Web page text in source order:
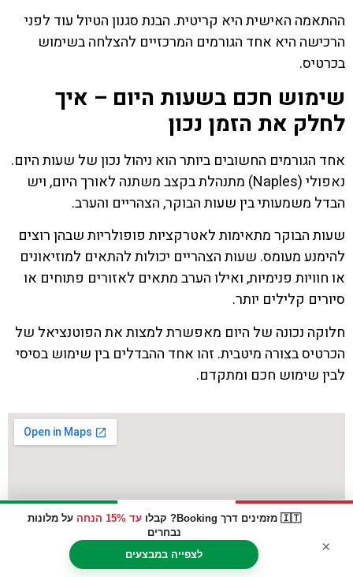
🇮🇹 מזמינים דרך Booking? קבלו עד 15% הנחה
על מלונות
נבחרים
לצפייה במבצעים
×
ההתאמה האישית היא קריטית. הבנת סגנון הטיול עוד לפני
הרכישה היא אחד הגורמים המרכזיים להצלחה בשימוש
בכרטיס.
שימוש חכם בשעות היום – איך
לחלק את הזמן נכון
אחד הגורמים החשובים ביותר הוא ניהול נכון של שעות היום.
נאפולי (Naples) מתנהלת בקצב משתנה לאורך היום, ויש
הבדל משמעותי בין שעות הבוקר, הצהריים והערב.
שעות הבוקר מתאימות לאטרקציות פופולריות שבהן רוצים
להימנע מעומס. שעות הצהריים יכולות להתאים למוזיאונים
או חוויות פנימיות, ואילו הערב מתאים לאזורים פתוחים או
סיורים קלילים יותר.
חלוקה נכונה של היום מאפשרת למצות את הפוטנציאל של
הכרטיס בצורה מיטבית. זהו אחד ההבדלים בין שימוש בסיסי
לבין שימוש חכם ומתקדם.